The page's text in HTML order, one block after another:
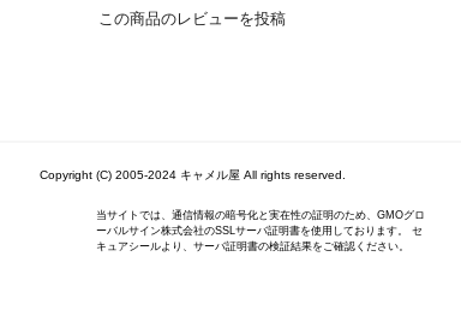
この商品のレビューを投稿
Copyright (C) 2005-2024 キャメル屋 All rights reserved.
当サイトでは、通信情報の暗号化と実在性の証明のため、GMOグロ
ーバルサイン株式会社のSSLサーバ証明書を使用しております。 セ
キュアシールより、サーバ証明書の検証結果をご確認ください。